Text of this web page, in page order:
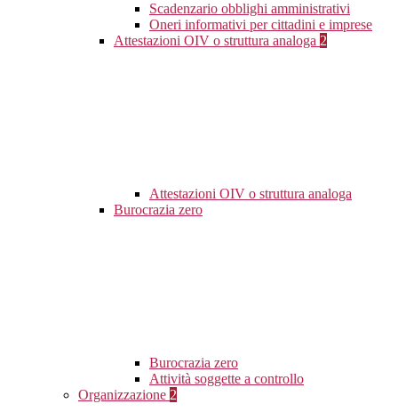
Scadenzario obblighi amministrativi
Oneri informativi per cittadini e imprese
Attestazioni OIV o struttura analoga 2
Attestazioni OIV o struttura analoga
Burocrazia zero
Burocrazia zero
Attività soggette a controllo
Organizzazione 2